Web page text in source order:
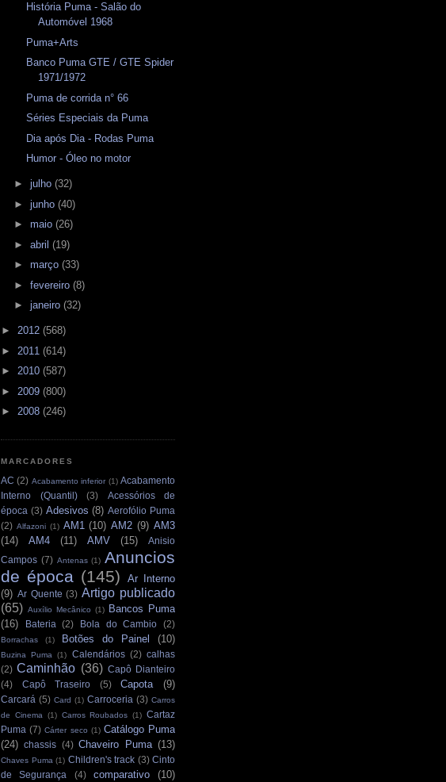
História Puma - Salão do
Automóvel 1968
Puma+Arts
Banco Puma GTE / GTE Spider
1971/1972
Puma de corrida n° 66
Séries Especiais da Puma
Dia após Dia - Rodas Puma
Humor - Óleo no motor
► julho (32)
► junho (40)
► maio (26)
► abril (19)
► março (33)
► fevereiro (8)
► janeiro (32)
► 2012 (568)
► 2011 (614)
► 2010 (587)
► 2009 (800)
► 2008 (246)
MARCADORES
AC (2) Acabamento inferior (1) Acabamento
Interno (Quantil)
(3)
Acessórios de
época (3) Adesivos (8) Aerofólio Puma
(2) Alfazoni (1) AM1 (10) AM2 (9) AM3
(14)
AM4 (11) AMV (15)
Anisio
Campos (7) Antenas (1) Anuncios
de época (145)
Ar Interno
(9) Ar Quente (3) Artigo publicado
(65) Auxílio Mecânico (1)
Bancos Puma
(16)
Bateria (2) Bola do Cambio (2)
Borrachas (1) Botões do Painel (10)
Buzina Puma (1) Calendários (2) calhas
(2) Caminhão (36) Capô Dianteiro
(4)
Capô Traseiro (5) Capota (9)
Carcará (5) Card (1) Carroceria (3) Carros
de Cinema (1) Carros Roubados (1) Cartaz
Puma (7) Cárter seco (1) Catálogo Puma
(24) chassis (4) Chaveiro Puma (13)
Chaves Puma (1) Children's track (3) Cinto
de Segurança
(4) comparativo (10)